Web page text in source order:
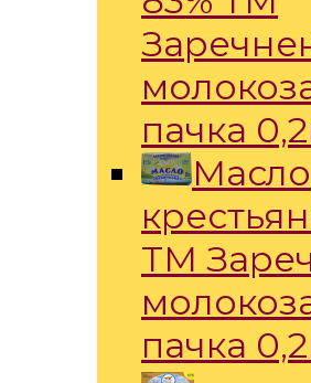
пачка
Масло
ТМ
пачка